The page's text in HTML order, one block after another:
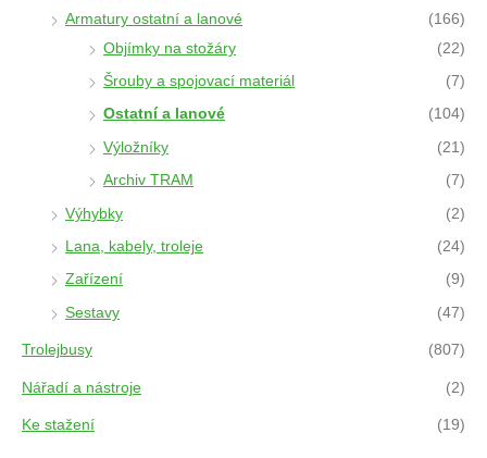
Armatury ostatní a lanové
(166)
Objímky na stožáry
(22)
Šrouby a spojovací materiál (7)
Ostatní a lanové (104)
Výložníky (21)
Archiv TRAM (7)
Výhybky (2)
Lana, kabely, troleje (24)
Zařízení (9)
Sestavy (47)
Trolejbusy (807)
Nářadí a nástroje (2)
Ke stažení (19)